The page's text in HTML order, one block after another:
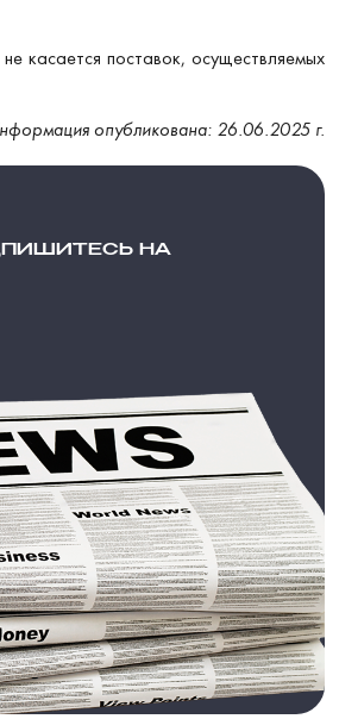
касается поставок, осуществляемых
опубликована: 26.06.2025 г.
НА